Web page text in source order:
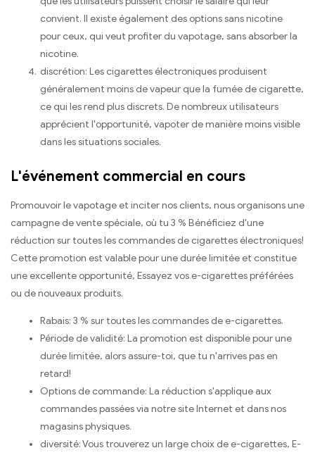
convient. Il existe également des options sans nicotine
pour ceux, qui veut profiter du vapotage, sans absorber la
nicotine.
discrétion: Les cigarettes électroniques produisent
généralement moins de vapeur que la fumée de cigarette,
ce qui les rend plus discrets. De nombreux utilisateurs
apprécient l'opportunité, vapoter de manière moins visible
dans les situations sociales.
L'événement commercial en cours
Promouvoir le vapotage et inciter nos clients, nous organisons une
campagne de vente spéciale, où tu 3 % Bénéficiez d'une
réduction sur toutes les commandes de cigarettes électroniques!
Cette promotion est valable pour une durée limitée et constitue
une excellente opportunité, Essayez vos e-cigarettes préférées
ou de nouveaux produits.
Rabais: 3 % sur toutes les commandes de e-cigarettes.
Période de validité: La promotion est disponible pour une
durée limitée, alors assure-toi, que tu n'arrives pas en
retard!
Options de commande: La réduction s'applique aux
commandes passées via notre site Internet et dans nos
magasins physiques.
diversité: Vous trouverez un large choix de e-cigarettes, E-